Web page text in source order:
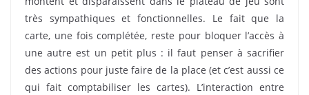
très sympathiques et fonctionnelles. Le fait que la
carte, une fois complétée, reste pour bloquer l’accès à
une autre est un petit plus : il faut penser à sacrifier
des actions pour juste faire de la place (et c’est aussi ce
qui fait comptabiliser les cartes). L’interaction entre